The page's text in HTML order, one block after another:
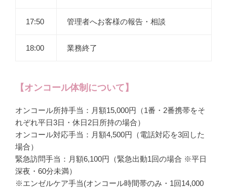
17:50 管理者へお客様の報告・相談
18:00 業務終了
【オンコール体制について】
オンコール所持手当：月額15,000円（1番・2番携帯をそ
れぞれ平日3日・休日2日所持の場合）
オンコール対応手当：月額4,500円（電話対応を3回した
場合）
緊急訪問手当：月額6,100円（緊急出動1回の場合 ※平日
深夜・60分未満）
※エンゼルケア手当(オンコール時間帯のみ・1回14,000